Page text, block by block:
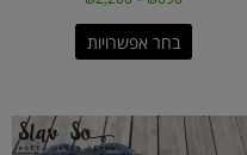
בחר אפשרויות
טווח
מחירים:
למוצר